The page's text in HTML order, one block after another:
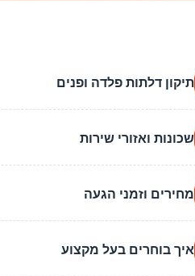
תיקון דלתות פלדה ופנים
שכונות ואזורי שירות
מחירים וזמני הגעה
איך בוחרים בעל מקצוע